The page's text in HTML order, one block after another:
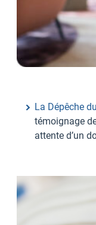
La Dépêche
témoignage
attente d’un